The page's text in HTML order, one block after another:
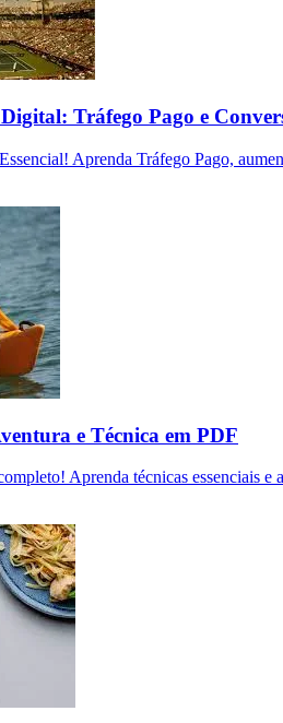
Tráfego Pago e
Aprenda Tráfego Pago,
e Técnica em PDF
Aprenda técnicas essenciais e